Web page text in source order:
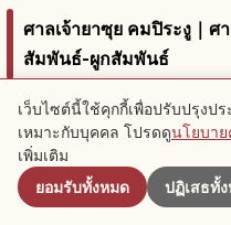
ศาลเจ้ายาซุย คมปิระงู｜ศ
สัมพันธ์-ผูกสัมพันธ์
ศาลเจ้ายาซุย คมปิระงู
การอธิษฐาน "ตัดสัมพันธ์ ผู
และผูกความสัมพันธ์ดี ตามชื่
ประธาน
เว็บไซต์นี้ใช้คุกกี้เพื่อปรับปรุงป
เหมาะกับบุคคล โปรดดูนโยบา
เพิ่มเติม
ยอมรับทั้งหมด
ปฏิเสธทั้